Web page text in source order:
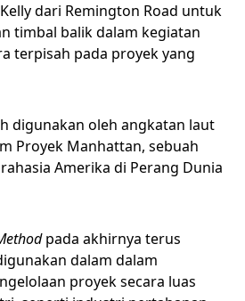
dari Remington Road untuk
timbal balik dalam kegiatan
terpisah pada proyek yang
digunakan oleh angkatan laut
Proyek Manhattan, sebuah
Amerika di Perang Dunia
pada akhirnya terus
dalam dalam
proyek secara luas